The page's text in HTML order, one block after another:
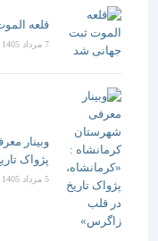
قلعه الموت ثبت
/ ۰ دیدگاه
وبینار معرفی
پژواک تاریخ در
5 مرداد 1405 / ۰ دیدگاه